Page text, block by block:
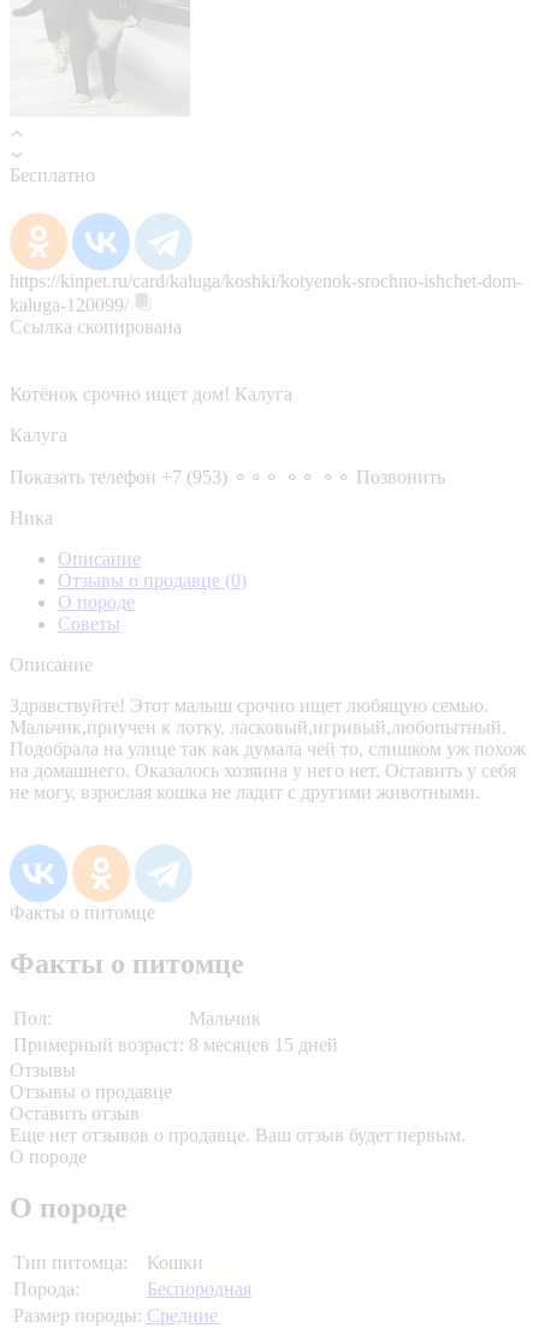
Бесплатно
https://kinpet.ru/card/kaluga/koshki/kotyenok-srochno-ishchet-dom-
kaluga-120099/
Ссылка скопирована
Котёнок срочно ищет дом! Калуга
Калуга
Показать телефон +7 (953) ⚬⚬⚬ ⚬⚬ ⚬⚬ Позвонить
Ника
Описание
Отзывы о продавце (0)
О породе
Советы
Описание
Здравствуйте! Этот малыш срочно ищет любящую семью.
Мальчик,приучен к лотку, ласковый,игривый,любопытный.
Подобрала на улице так как думала чей то, слишком уж похож
на домашнего. Оказалось хозяина у него нет. Оставить у себя
не могу, взрослая кошка не ладит с другими животными.
Факты о питомце
Факты о питомце
Пол:
Мальчик
Примерный возраст: 8 месяцев 15 дней
Отзывы
Отзывы о продавце
Оставить отзыв
Еще нет отзывов о продавце. Ваш отзыв будет первым.
О породе
О породе
Тип питомца:
Кошки
Порода:
Беспородная
Размер породы: Средние